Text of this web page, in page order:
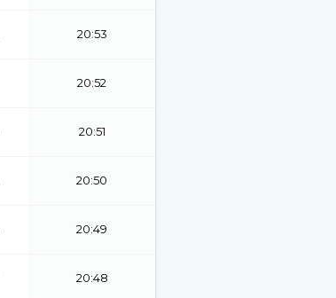
20:53
20:52
20:51
20:50
20:49
20:48